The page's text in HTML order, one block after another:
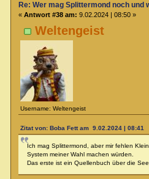
Weltengeist
Username: Weltengeist
Re: Wer mag Splittermond noch und
« Antwort #38 am: 9.02.2024 | 08:50 »
Zitat von: Boba Fett am 9.02.2024 | 08:41
Ich mag Splittermond, aber mir fehlen
System meiner Wahl machen würden.
Das erste ist ein Quellenbuch über die